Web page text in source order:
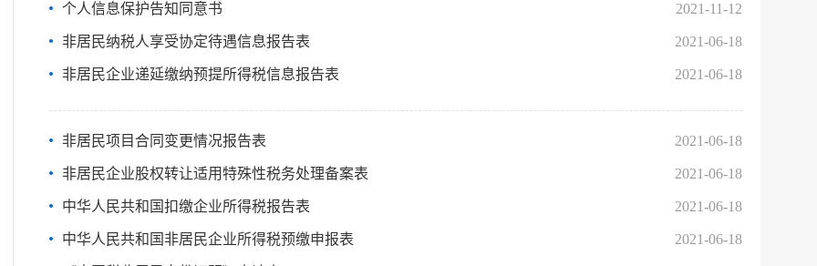
2021-11-12
个人信息保护告知同意书
2021-06-18
非居民纳税人享受协定待遇信息报告表
2021-06-18
非居民企业递延缴纳预提所得税信息报告表
2021-06-18
非居民项目合同变更情况报告表
2021-06-18
非居民企业股权转让适用特殊性税务处理备案表
2021-06-18
中华人民共和国扣缴企业所得税报告表
2021-06-18
中华人民共和国非居民企业所得税预缴申报表